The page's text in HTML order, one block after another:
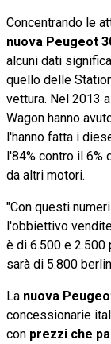
Concentrando le
nuova Peugeot
alcuni dati
quello delle
vettura. Nel 2013
Wagon hanno
l'hanno fatta i
l'84% contro il 6%
da altri motori.
"Con questi
l'obbiettivo
è di 6.500 e 2.500
sarà di 5.800
La nuova
concessionarie
con prezzi che